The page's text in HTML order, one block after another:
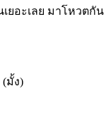
ยอะเลย มาโหวตกัน
(มั้ง)